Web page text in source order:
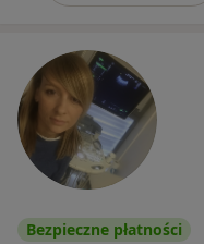
Bezpieczne płatności